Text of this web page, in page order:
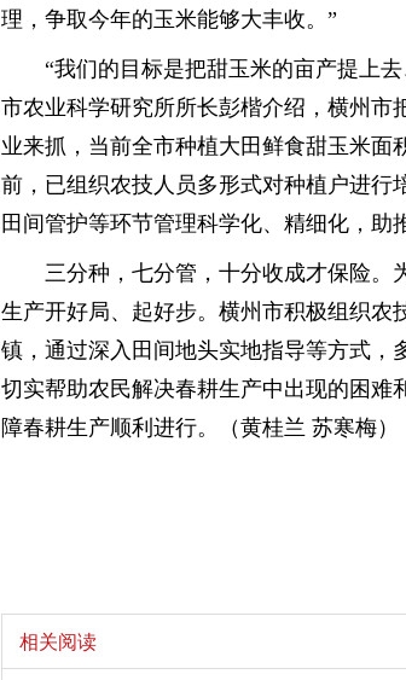
理，争取今年的玉米能够大丰收。”
“我们的目标是把甜玉米的亩产提上
市农业科学研究所所长彭楷介绍，横州
业来抓，当前全市种植大田鲜食甜玉米面
前，已组织农技人员多形式对种植户进行
田间管护等环节管理科学化、精细化，助
三分种，七分管，十分收成才保险。
生产开好局、起好步。横州市积极组织农
镇，通过深入田间地头实地指导等方式，
切实帮助农民解决春耕生产中出现的困难
障春耕生产顺利进行。（黄桂兰 苏寒梅）
相关阅读